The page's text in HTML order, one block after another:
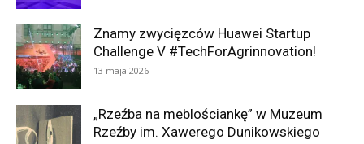
Znamy zwycięzców Huawei Startup
Challenge V #TechForAgrinnovation!
13 maja 2026
„Rzeźba na meblościankę” w Muzeum
Rzeźby im. Xawerego Dunikowskiego